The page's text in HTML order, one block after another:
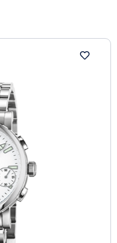
en acier, ou en
de motifs en